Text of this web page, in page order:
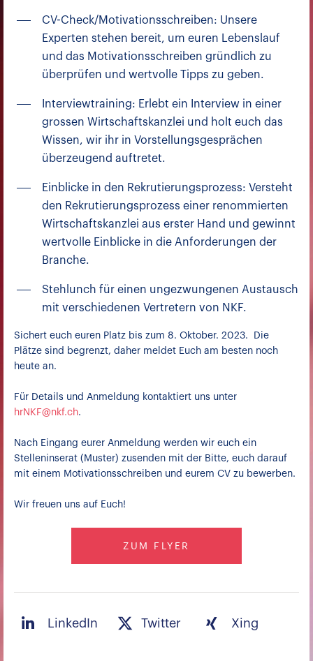
CV-Check/Motivationsschreiben: Unsere
Experten stehen bereit, um euren Lebenslauf
und das Motivationsschreiben gründlich zu
überprüfen und wertvolle Tipps zu geben.
Interviewtraining: Erlebt ein Interview in einer
grossen Wirtschaftskanzlei und holt euch das
Wissen, wir ihr in Vorstellungsgesprächen
überzeugend auftretet.
Einblicke in den Rekrutierungsprozess: Versteht
den Rekrutierungsprozess einer renommierten
Wirtschaftskanzlei aus erster Hand und gewinnt
wertvolle Einblicke in die Anforderungen der
Branche.
Stehlunch für einen ungezwungenen Austausch
mit verschiedenen Vertretern von NKF.
Sichert euch euren Platz bis zum 8. Oktober. 2023. Die
Plätze sind begrenzt, daher meldet Euch am besten noch
heute an.
Für Details und Anmeldung kontaktiert uns unter
hrNKF@nkf.ch.
Nach Eingang eurer Anmeldung werden wir euch ein
Stelleninserat (Muster) zusenden mit der Bitte, euch darauf
mit einem Motivationsschreiben und eurem CV zu bewerben.
Wir freuen uns auf Euch!
ZUM FLYER
LinkedIn Twitter Xing